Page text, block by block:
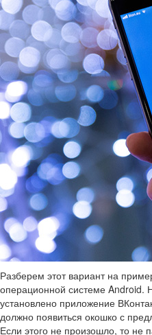
Разберем этот вариант на
операционной системе Android.
установлено приложение
должно появиться окошко с
Если этого не произошло, то не